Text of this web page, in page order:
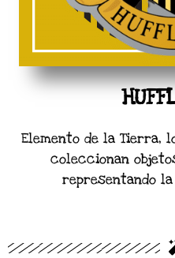
Elemento de la Tierra,
coleccionan
representando